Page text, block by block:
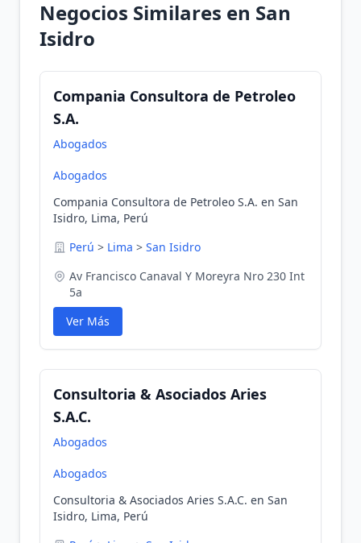
Negocios Similares en San
Isidro
Compania Consultora de Petroleo
S.A.
Abogados
Abogados
Compania Consultora de Petroleo S.A. en San
Isidro, Lima, Perú
Perú > Lima > San Isidro
Av Francisco Canaval Y Moreyra Nro 230 Int
5a
Ver Más
Consultoria & Asociados Aries
S.A.C.
Abogados
Abogados
Consultoria & Asociados Aries S.A.C. en San
Isidro, Lima, Perú